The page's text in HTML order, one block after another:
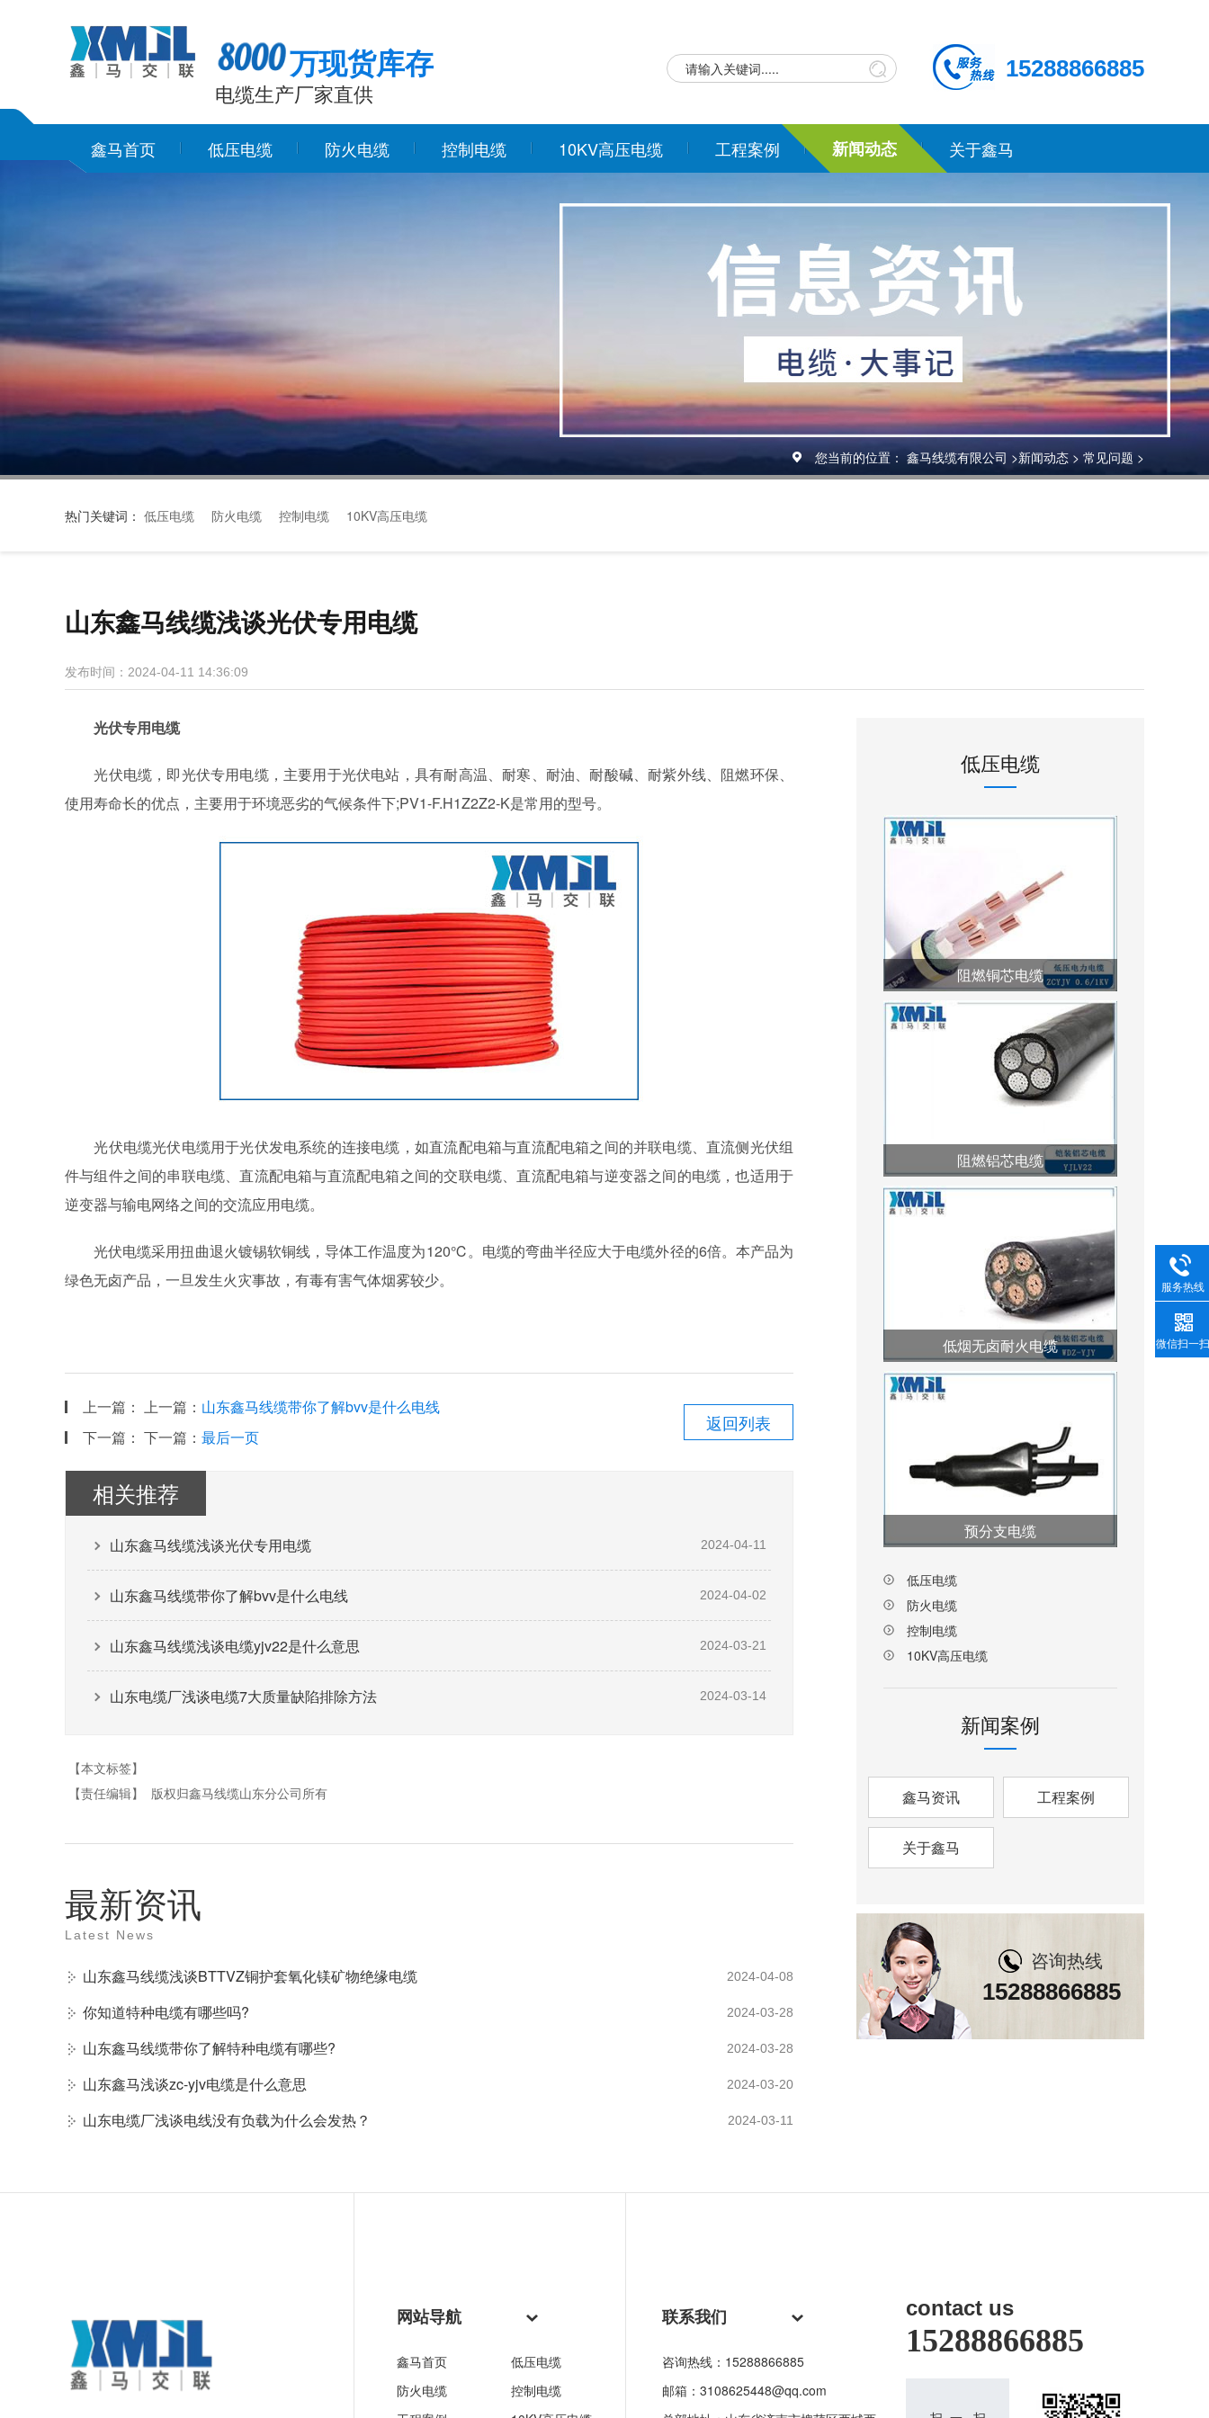
万现货库存
电缆生产厂家直供
15288866885
鑫马首页 低压电缆 防火电缆 控制电缆 10KV高压电缆 工程案例 新闻动态 关于鑫马
您当前的位置： 鑫马线缆有限公司 >新闻动态 > 常见问题 >
热门关键词： 低压电缆 防火电缆 控制电缆 10KV高压电缆
山东鑫马线缆浅谈光伏专用电缆
发布时间：2024-04-11 14:36:09
光伏专用电缆
光伏电缆，即光伏专用电缆，主要用于光伏电站，具有耐高温、耐寒、耐油、耐酸碱、耐紫外线、阻燃环保、
使用寿命长的优点，主要用于环境恶劣的气候条件下;PV1-F.H1Z2Z2-K是常用的型号。
光伏电缆光伏电缆用于光伏发电系统的连接电缆，如直流配电箱与直流配电箱之间的并联电缆、直流侧光伏组
件与组件之间的串联电缆、直流配电箱与直流配电箱之间的交联电缆、直流配电箱与逆变器之间的电缆，也适用于
逆变器与输电网络之间的交流应用电缆。
光伏电缆采用扭曲退火镀锡软铜线，导体工作温度为120℃。电缆的弯曲半径应大于电缆外径的6倍。本产品为
绿色无卤产品，一旦发生火灾事故，有毒有害气体烟雾较少。
上一篇： 上一篇： 山东鑫马线缆带你了解bvv是什么电线
下一篇： 下一篇： 最后一页
返回列表
相关推荐
山东鑫马线缆浅谈光伏专用电缆 2024-04-11
山东鑫马线缆带你了解bvv是什么电线 2024-04-02
山东鑫马线缆浅谈电缆yjv22是什么意思 2024-03-21
山东电缆厂浅谈电缆7大质量缺陷排除方法 2024-03-14
【本文标签】
【责任编辑】
版权归鑫马线缆山东分公司所有
最新资讯
Latest News
山东鑫马线缆浅谈BTTVZ铜护套氧化镁矿物绝缘电缆 2024-04-08
你知道特种电缆有哪些吗? 2024-03-28
山东鑫马线缆带你了解特种电缆有哪些? 2024-03-28
山东鑫马浅谈zc-yjv电缆是什么意思 2024-03-20
山东电缆厂浅谈电线没有负载为什么会发热？ 2024-03-11
低压电缆
阻燃铜芯电缆
阻燃铝芯电缆
低烟无卤耐火电缆
预分支电缆
低压电缆
防火电缆
控制电缆
10KV高压电缆
新闻案例
鑫马资讯 工程案例
关于鑫马
咨询热线
15288866885
网站导航
鑫马首页
低压电缆
防火电缆
控制电缆
联系我们
咨询热线：15288866885
邮箱：3108625448@qq.com
contact us
15288866885
服务热线
微信扫一扫